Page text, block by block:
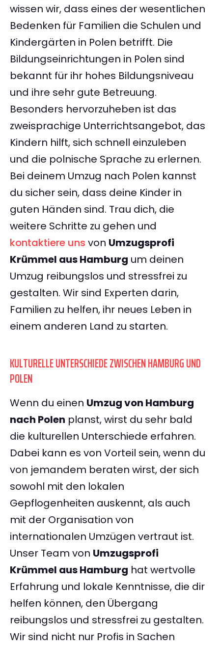
wissen wir, dass eines der wesentlichen
Bedenken für Familien die Schulen und
Kindergärten in Polen betrifft. Die
Bildungseinrichtungen in Polen sind
bekannt für ihr hohes Bildungsniveau
und ihre sehr gute Betreuung.
Besonders hervorzuheben ist das
zweisprachige Unterrichtsangebot, das
Kindern hilft, sich schnell einzuleben
und die polnische Sprache zu erlernen.
Bei deinem Umzug nach Polen kannst
du sicher sein, dass deine Kinder in
guten Händen sind. Trau dich, die
weitere Schritte zu gehen und
kontaktiere uns von Umzugsprofi
Krümmel aus Hamburg um deinen
Umzug reibungslos und stressfrei zu
gestalten. Wir sind Experten darin,
Familien zu helfen, ihr neues Leben in
einem anderen Land zu starten.
KULTURELLE UNTERSCHIEDE ZWISCHEN HAMBURG UND
POLEN
Wenn du einen Umzug von Hamburg
nach Polen planst, wirst du sehr bald
die kulturellen Unterschiede erfahren.
Dabei kann es von Vorteil sein, wenn du
von jemandem beraten wirst, der sich
sowohl mit den lokalen
Gepflogenheiten auskennt, als auch
mit der Organisation von
internationalen Umzügen vertraut ist.
Unser Team von Umzugsprofi
Krümmel aus Hamburg hat wertvolle
Erfahrung und lokale Kenntnisse, die dir
helfen können, den Übergang
reibungslos und stressfrei zu gestalten.
Wir sind nicht nur Profis in Sachen